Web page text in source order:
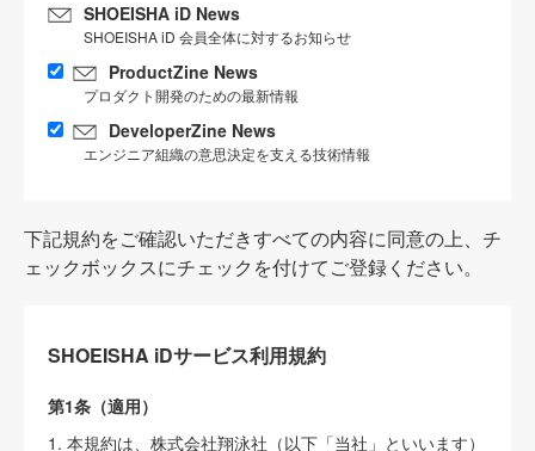
SHOEISHA iD News
SHOEISHA iD 会員全体に対するお知らせ
ProductZine News
プロダクト開発のための最新情報
DeveloperZine News
エンジニア組織の意思決定を支える技術情報
下記規約をご確認いただきすべての内容に同意の上、チ
ェックボックスにチェックを付けてご登録ください。
SHOEISHA iDサービス利用規約
第1条（適用）
1. 本規約は、株式会社翔泳社（以下「当社」といいます）